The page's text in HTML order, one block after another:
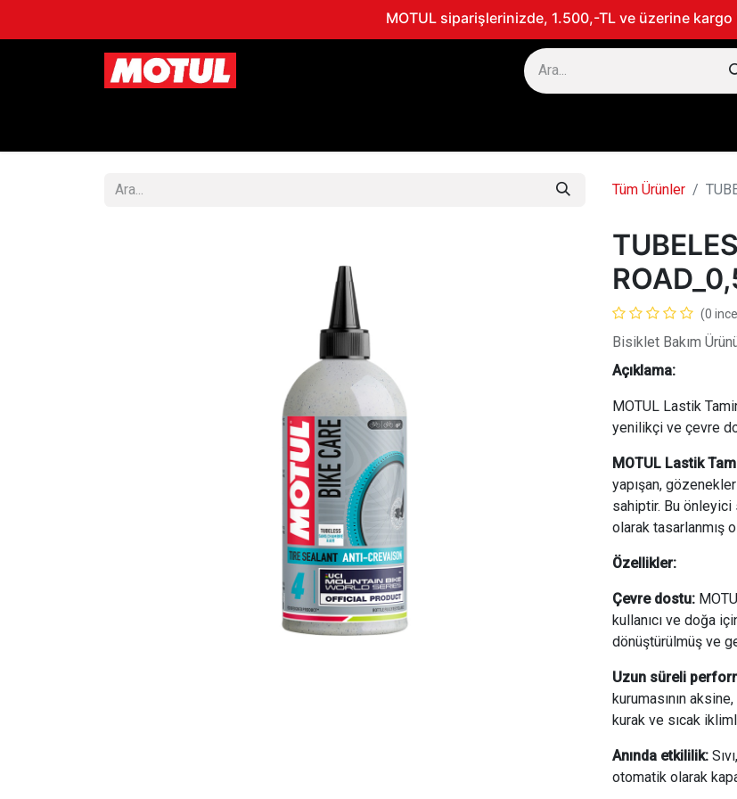
MOTUL siparişlerinizde, 1.500,-TL ve üzerine
Tüm Ürünler
(0
Bisiklet Bakım
Açıklama:
MOTUL Lastik
yenilikçi ve çevre
MOTUL Lastik
yapışan,
sahiptir. Bu
olarak tasarlanmış
Özellikler:
Çevre dostu:
kullanıcı ve doğa
dönüştürülmüş ve
Uzun süreli
kurumasının
kurak ve sıcak
Anında etkililik:
otomatik olarak